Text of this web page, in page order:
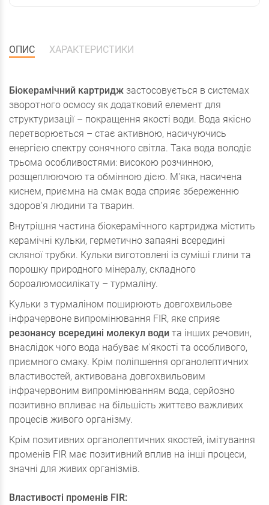
ОПИС ХАРАКТЕРИСТИКИ
Біокерамічний картридж застосовується в системах
зворотного осмосу як додатковий елемент для
структуризації – покращення якості води. Вода якісно
перетворюється – стає активною, насичуючись
енергією спектру сонячного світла. Така вода володіє
трьома особливостями: високою розчинною,
розщеплюючою та обмінною дією. М'яка, насичена
киснем, приємна на смак вода сприяє збереженню
здоров'я людини та тварин.
Внутрішня частина біокерамічного картриджа містить
керамічні кульки, герметично запаяні всередині
скляної трубки. Кульки виготовлені із суміші глини та
порошку природного мінералу, складного
бороалюмосилікату – турмаліну.
Кульки з турмаліном поширюють довгохвильове
інфрачервоне випромінювання FIR, яке сприяє
резонансу всередині молекул води та інших речовин,
внаслідок чого вода набуває м'якості та особливого,
приємного смаку. Крім поліпшення органолептичних
властивостей, активована довгохвильовим
інфрачервоним випромінюванням вода, серйозно
позитивно впливає на більшість життєво важливих
процесів живого організму.
Крім позитивних органолептичних якостей, імітування
променів FIR має позитивний вплив на інші процеси,
значні для живих організмів.
Властивості променів FIR: